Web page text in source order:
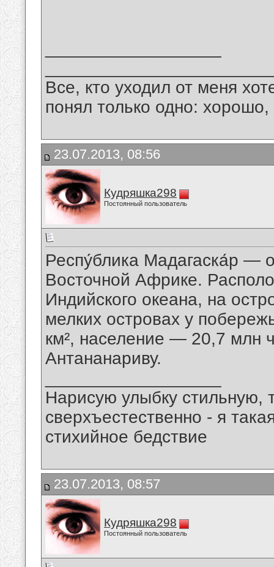
Все, кто уходил от меня
понял только одно:
23.07.2013, 08:56
Кудряшка298
Постоянный пользователь
Респу́блика Мадагаска́р —
Восточной Африке.
Индийского океана, на
мелких островах у
км², население — 20,7 млн
Антананариву.
Нарисую улыбку стильную,
сверхъестественно - я
стихийное бедствие
23.07.2013, 08:57
Кудряшка298
Постоянный пользователь